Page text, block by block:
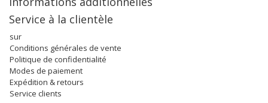
Service à la clientèle
sur
Conditions générales de vente
Politique de confidentialité
Modes de paiement
Expédition & retours
Service clients